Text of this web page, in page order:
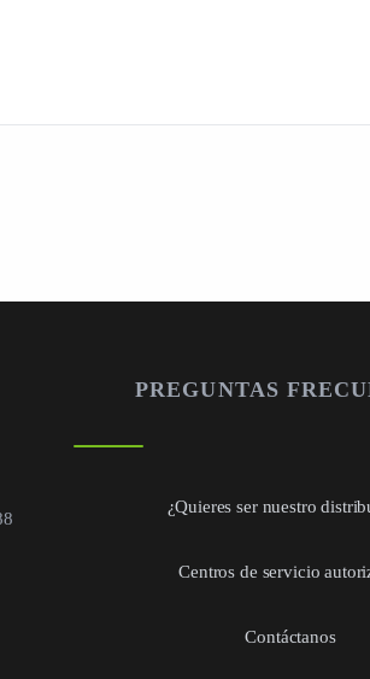
PREGUNTAS
¿Quieres ser nuestro
Centros de servicio
Contáctanos